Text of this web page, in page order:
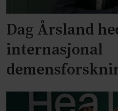
Dag Årsland
internasjonal